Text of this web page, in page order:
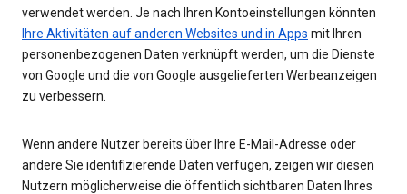
verwendet werden. Je nach Ihren Kontoeinstellungen könnten
Ihre Aktivitäten auf anderen Websites und in Apps mit Ihren
personenbezogenen Daten verknüpft werden, um die Dienste
von Google und die von Google ausgelieferten Werbeanzeigen
zu verbessern.
Wenn andere Nutzer bereits über Ihre E-Mail-Adresse oder
andere Sie identifizierende Daten verfügen, zeigen wir diesen
Nutzern möglicherweise die öffentlich sichtbaren Daten Ihres